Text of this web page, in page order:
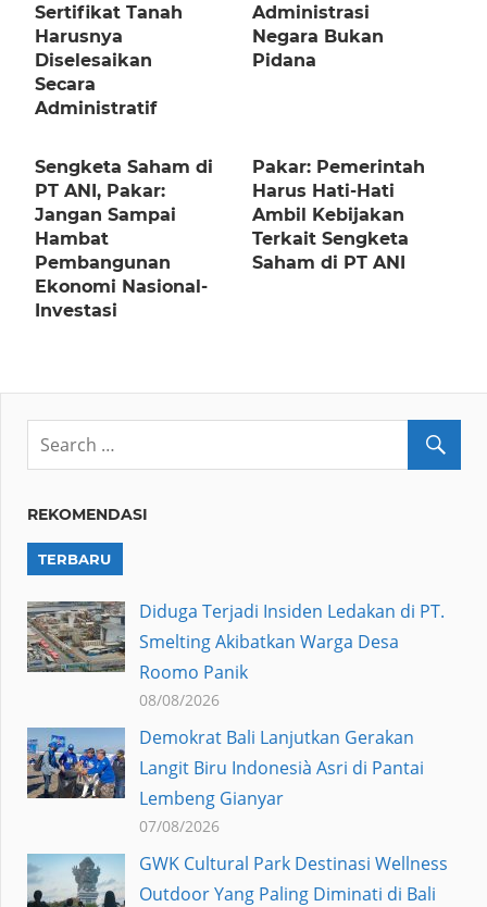
Sertifikat Tanah
Harusnya
Diselesaikan
Secara
Administratif
Administrasi
Negara Bukan
Pidana
Sengketa Saham di
PT ANI, Pakar:
Jangan Sampai
Hambat
Pembangunan
Ekonomi Nasional-
Investasi
Pakar: Pemerintah
Harus Hati-Hati
Ambil Kebijakan
Terkait Sengketa
Saham di PT ANI
REKOMENDASI
TERBARU
Diduga Terjadi Insiden Ledakan di PT.
Smelting Akibatkan Warga Desa
Roomo Panik
08/08/2026
Demokrat Bali Lanjutkan Gerakan
Langit Biru Indonesià Asri di Pantai
Lembeng Gianyar
07/08/2026
GWK Cultural Park Destinasi Wellness
Outdoor Yang Paling Diminati di Bali